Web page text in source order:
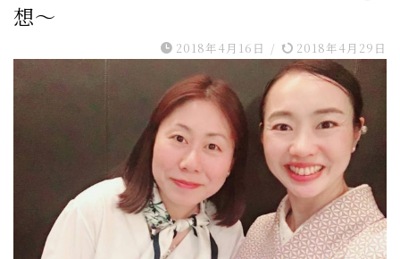
想〜
2018年4月16日 / 2018年4月29日